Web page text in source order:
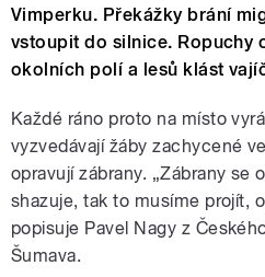
Vimperku. Překážky brání
vstoupit do silnice. Ropuchy
okolních polí a lesů klást
Každé ráno proto na místo
vyzvedávají žáby zachycené
opravují zábrany. „Zábrany se
shazuje, tak to musíme projít,
popisuje Pavel Nagy z
Šumava.